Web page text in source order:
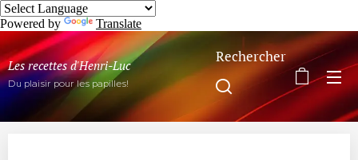
Powered by Translate
Les recettes d'Henri-Luc
Du plaisir pour les papilles!
Rechercher